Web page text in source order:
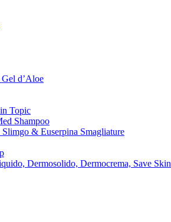
d’Aloe
Topic
Shampoo
& Euserpina Smagliature
Dermosolido, Dermocrema, Save Skin